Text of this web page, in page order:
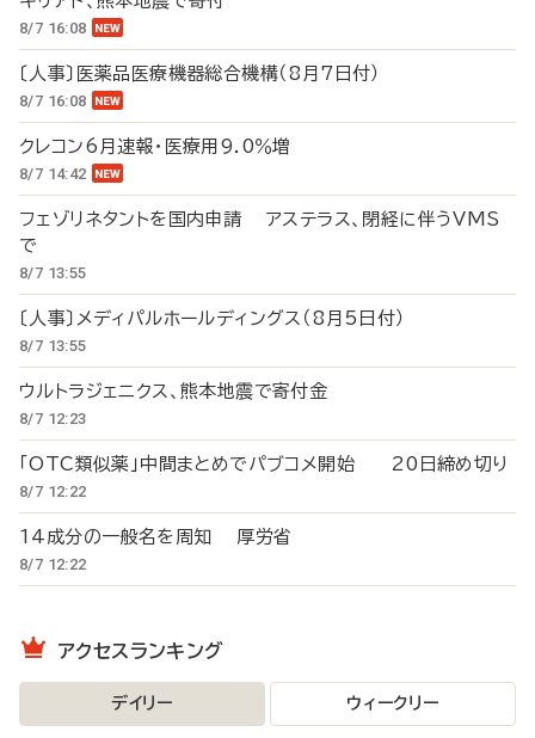
8/7 16:08
〔人事〕医薬品医療機器総合機構（8月7日付）
8/7 16:08
クレコン6月速報・医療用9.0％増
8/7 14:42
フェゾリネタントを国内申請 アステラス、閉経に伴うVMS
で
8/7 13:55
〔人事〕メディパルホールディングス（8月5日付）
8/7 13:55
ウルトラジェニクス、熊本地震で寄付金
8/7 12:23
「OTC類似薬」中間まとめでパブコメ開始 20日締め切り
8/7 12:22
14成分の一般名を周知 厚労省
8/7 12:22
アクセスランキング
デイリー ウィークリー